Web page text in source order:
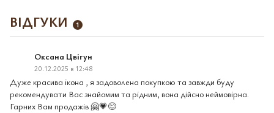
ВІДГУКИ 1
Оксана Цвігун
20.12.2025 в 12:48
Дуже красива ікона , я задоволена покупкою та завжди буду
рекомендувати Вас знайомим та рідним, вона дійсно неймовірна.
Гарних Вам продажів 🤗💗😊